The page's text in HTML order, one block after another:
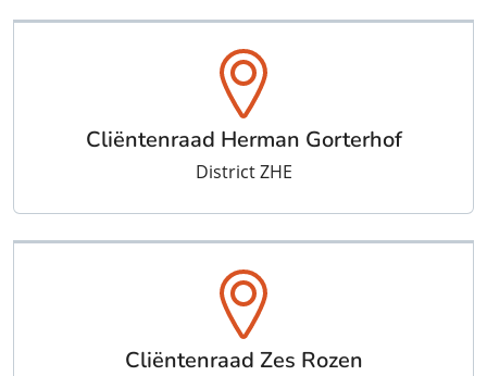
Cliëntenraad Herman Gorterhof
District ZHE
Cliëntenraad Zes Rozen